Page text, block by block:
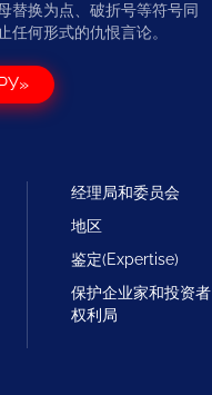
替换为点、破折号等符号同
任何形式的仇恨言论。
经理局和委员会
地区
鉴定(Expertise)
保护企业家和投资者
权利局